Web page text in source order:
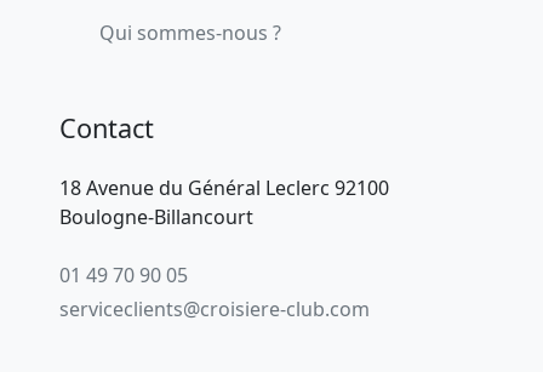
Qui sommes-nous ?
Contact
18 Avenue du Général Leclerc 92100
Boulogne-Billancourt
01 49 70 90 05
serviceclients@croisiere-club.com